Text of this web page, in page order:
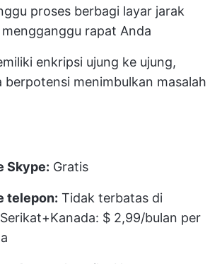
proses berbagi layar jarak
rapat Anda
enkripsi ujung ke ujung,
berpotensi menimbulkan masalah
Skype: Gratis
telepon: Tidak terbatas di
$ 2,99/bulan per